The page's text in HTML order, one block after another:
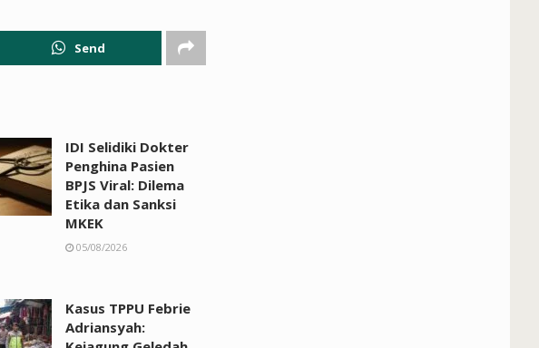
Send
IDI Selidiki Dokter
Penghina Pasien
BPJS Viral: Dilema
Etika dan Sanksi
MKEK
05/08/2026
Kasus TPPU Febrie
Adriansyah: